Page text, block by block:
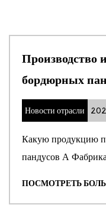
Производство
бордюрных
Новости отрасли
Какую продукцию
пандусов А Фабрика
ПОСМОТРЕТЬ